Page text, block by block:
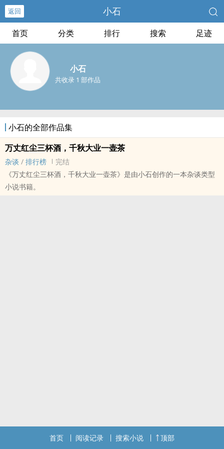
返回 小石
首页 分类 排行 搜索 足迹
小石
共收录 1 部作品
小石的全部作品集
万丈红尘三杯酒，千秋大业一壶茶
杂谈 / 排行榜
完结
《万丈红尘三杯酒，千秋大业一壶茶》是由小石创作的一本杂谈类型
小说书籍。
首页 阅读记录 搜索小说 顶部